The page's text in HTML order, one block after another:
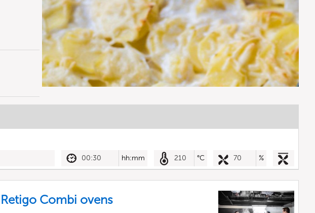
00:30 hh:mm 210 °C 70 %
Retigo Combi ovens